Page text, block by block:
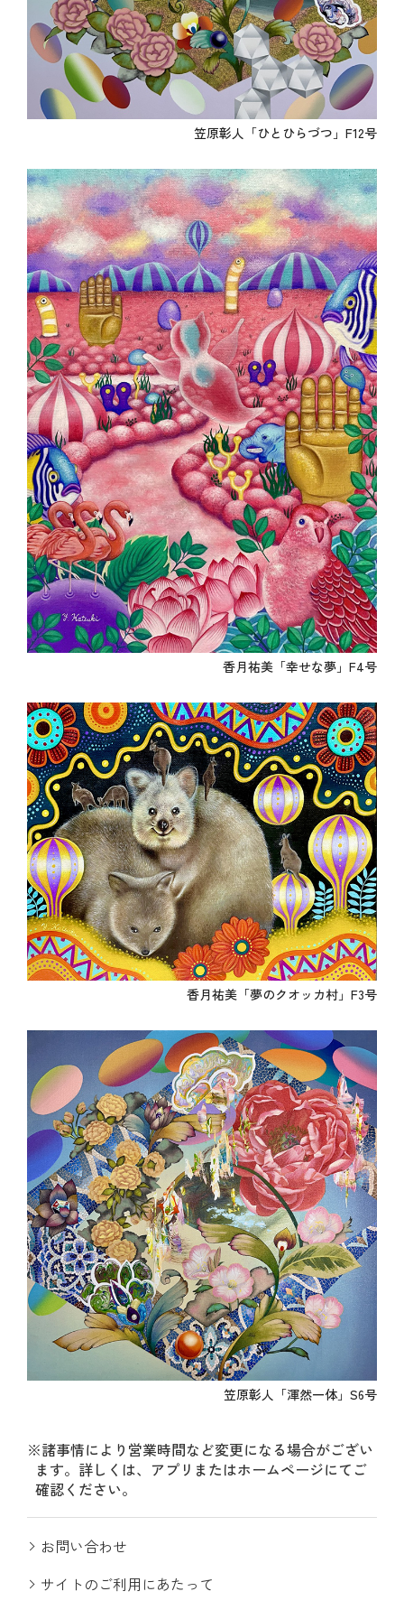
笠原彰人「ひとひらづつ」F12号
香月祐美「幸せな夢」F4号
香月祐美「夢のクオッカ村」F3号
笠原彰人「渾然一体」S6号
※諸事情により営業時間など変更になる場合がござい
ます。詳しくは、アプリまたはホームページにてご
確認ください。
お問い合わせ
サイトのご利用にあたって